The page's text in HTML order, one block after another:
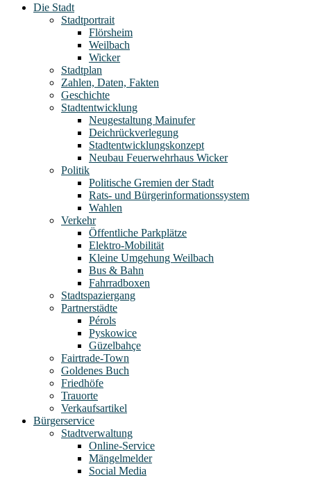
Die Stadt
Stadtportrait
Flörsheim
Weilbach
Wicker
Stadtplan
Zahlen, Daten, Fakten
Geschichte
Stadtentwicklung
Neugestaltung Mainufer
Deichrückverlegung
Stadtentwicklungskonzept
Neubau Feuerwehrhaus Wicker
Politik
Politische Gremien der Stadt
Rats- und Bürgerinformationssystem
Wahlen
Verkehr
Öffentliche Parkplätze
Elektro-Mobilität
Kleine Umgehung Weilbach
Bus & Bahn
Fahrradboxen
Stadtspaziergang
Partnerstädte
Pérols
Pyskowice
Güzelbahçe
Fairtrade-Town
Goldenes Buch
Friedhöfe
Trauorte
Verkaufsartikel
Bürgerservice
Stadtverwaltung
Online-Service
Mängelmelder
Social Media